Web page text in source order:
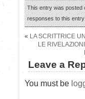
This entry was posted
responses to this
« LA SCRITTRICE
LE
Leave a
You must be